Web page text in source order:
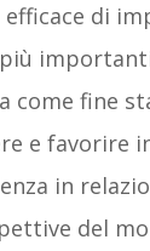
di
come fine
e favorire
in
del